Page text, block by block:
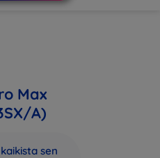
Max
A)
kaikista sen